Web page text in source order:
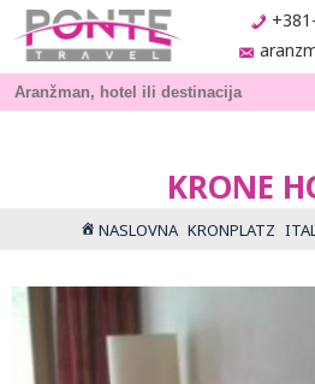
KRONE
NASLOVNA KRONPLATZ